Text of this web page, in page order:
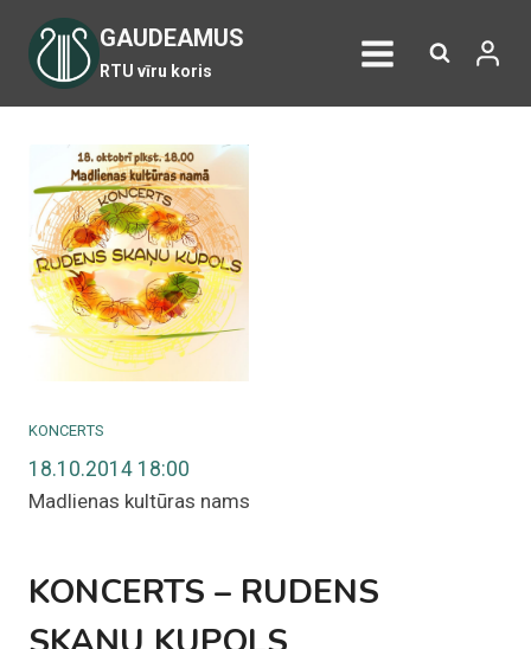
content
GAUDEAMUS
RTU vīru koris
KONCERTS
18.10.2014 18:00
Madlienas kultūras nams
KONCERTS – RUDENS